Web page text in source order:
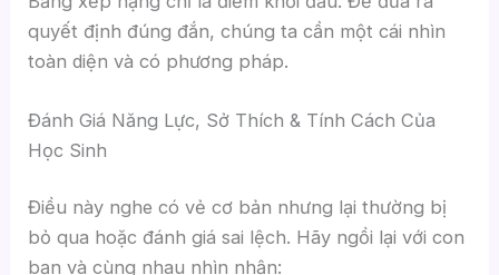
quyết định đúng đắn, chúng ta cần một cái nhìn
toàn diện và có phương pháp.
Đánh Giá Năng Lực, Sở Thích & Tính Cách Của
Học Sinh
Điều này nghe có vẻ cơ bản nhưng lại thường bị
bỏ qua hoặc đánh giá sai lệch. Hãy ngồi lại với con
bạn và cùng nhau nhìn nhận: